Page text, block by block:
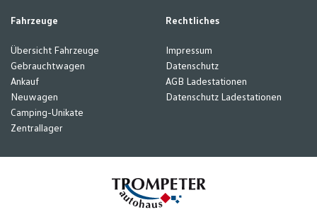
Fahrzeuge
Übersicht Fahrzeuge
Gebrauchtwagen
Ankauf
Neuwagen
Camping-Unikate
Zentrallager
Rechtliches
Impressum
Datenschutz
AGB Ladestationen
Datenschutz Ladestationen